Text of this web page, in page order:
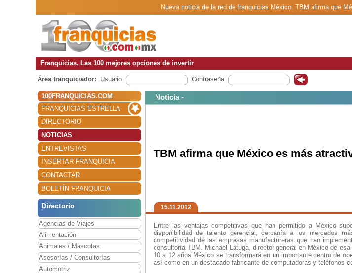
Nueva noticia de la red de franquicias México. TBM afirma que
Franquicias. Las 100 mejores opciones de invertir
Área franquiciador: Usuario Contraseña
100FRANQUICIAS.COM
FRANQUICIAS ESTRELLA
DIRECTORIO
NOTICIAS
ENTREVISTAS
INSERTAR FRANQUICIA
CONTACTAR
BOLETÍN FRANQUICIA
Directorio
Agencias de Viajes
Alimentación
Animales / Mascotas
Asesorías / Consultorías
Automotriz
Noticia -
TBM afirma que México es más
15.11.2012
Entre las ventajas competitivas que han permitido a México
disponibilidad de talento gerencial, cercanía a los mercados
competitividad de las empresas manufactureras que han
consultoría TBM. Michael Latuga, director general en México de
10 a 12 años México se transformará en un importante centro de
así como en un destacado fabricante de computadoras y teléfonos